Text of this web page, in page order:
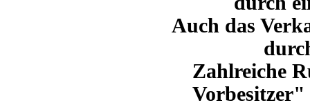
Auch das
Zahlreiche